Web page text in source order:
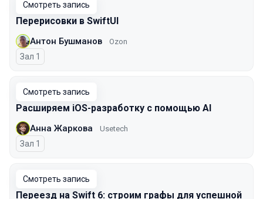
Смотреть запись
Перерисовки в SwiftUI
Антон Бушманов Ozon
Зал 1
Смотреть запись
Расширяем iOS-разработку с помощью AI
Анна Жаркова Usetech
Зал 1
Смотреть запись
Переезд на Swift 6: строим графы для успешной